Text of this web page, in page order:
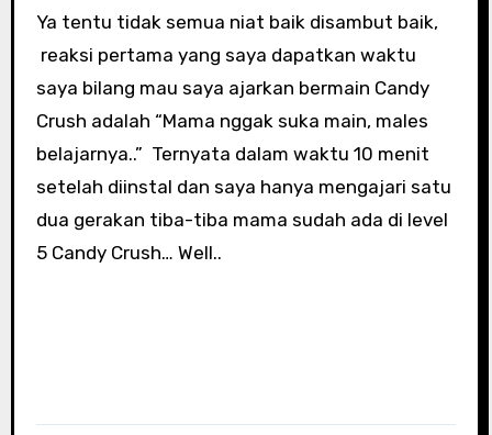
Ya tentu tidak semua niat baik disambut baik,
reaksi pertama yang saya dapatkan waktu
saya bilang mau saya ajarkan bermain Candy
Crush adalah “Mama nggak suka main, males
belajarnya..” Ternyata dalam waktu 10 menit
setelah diinstal dan saya hanya mengajari satu
dua gerakan tiba-tiba mama sudah ada di level
5 Candy Crush… Well..